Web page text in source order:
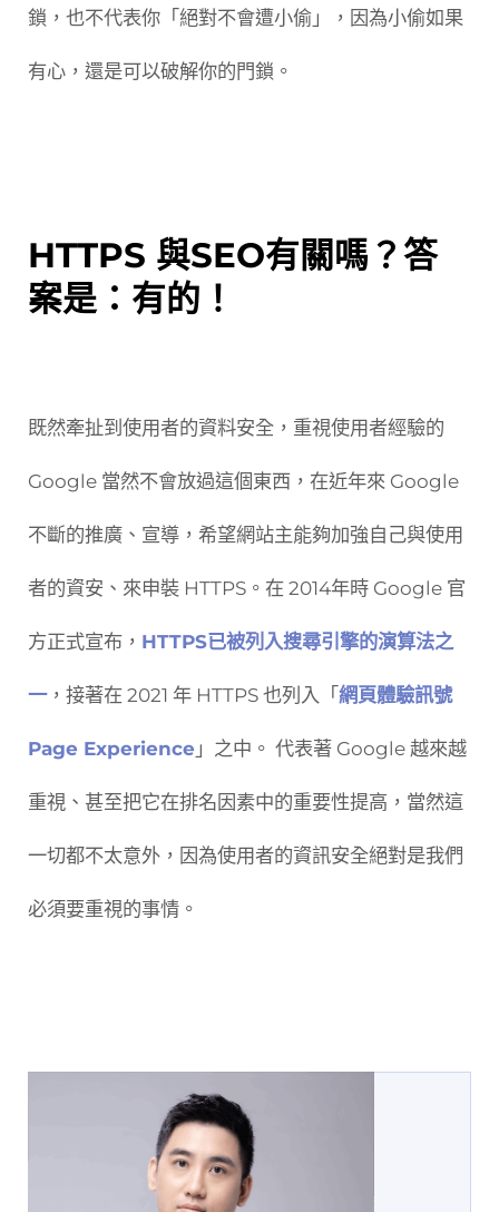
鎖，也不代表你「絕對不會遭小偷」，因為小偷如果
有心，還是可以破解你的門鎖。
HTTPS 與SEO有關嗎？答
案是：有的！
既然牽扯到使用者的資料安全，重視使用者經驗的
Google 當然不會放過這個東西，在近年來 Google
不斷的推廣、宣導，希望網站主能夠加強自己與使用
者的資安、來申裝 HTTPS。在 2014年時 Google 官
方正式宣布， HTTPS已被列入搜尋引擎的演算法之
一，接著在 2021 年 HTTPS 也列入「網頁體驗訊號
Page Experience」之中。 代表著 Google 越來越
重視、甚至把它在排名因素中的重要性提高，當然這
一切都不太意外，因為使用者的資訊安全絕對是我們
必須要重視的事情。